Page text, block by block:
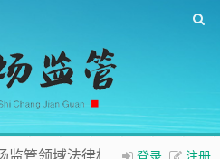
登录 注册